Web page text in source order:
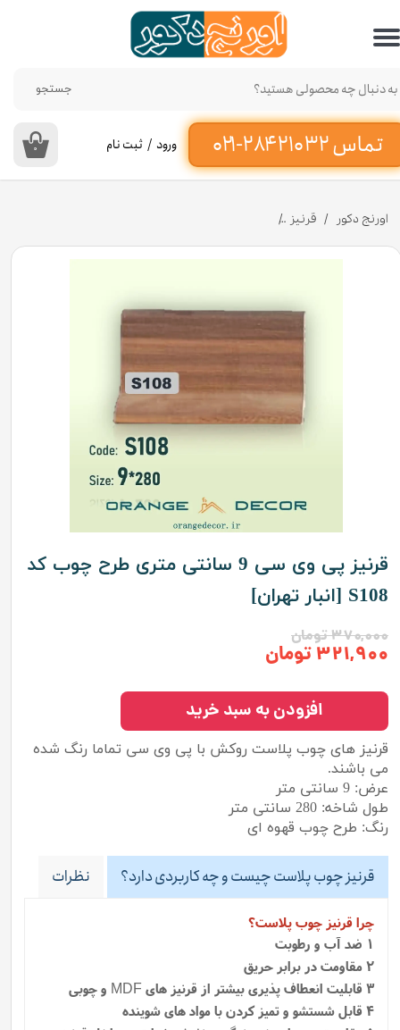
تماس ۳۲ ۲۱۰ ۲۸۴-۰۲۱‌
جستجو
۰ ورود / ثبت نام
حساب کاربری من
تغییر گذر واژه
سفارشات
خروج از حساب کاربری
اورنج دکور قرنیز
قرنیز پی وی سی 9 سانتی متری طرح چوب کد
S108 [انبار تهران]
۳۷۰,۰۰۰ تومان
۳۲۱,۹۰۰ تومان
قرنیز های چوب پلاست روکش با پی وی سی تماما رنگ شده
می باشند.
عرض: 9 سانتی متر
طول شاخه: 280 سانتی متر
رنگ: طرح چوب قهوه ای
افزودن به سبد خرید
قرنیز چوب پلاست چیست و چه کاربردی دارد؟ نظرات
چرا قرنیز چوب پلاست؟
1 ضد آب و رطوبت
2 مقاومت در برابر حریق
3 قابلیت انعطاف پذیری بیشتر از قرنیز های
MDF و چوبی
4 قابل شستشو و تمیز کردن با مواد های شوینده